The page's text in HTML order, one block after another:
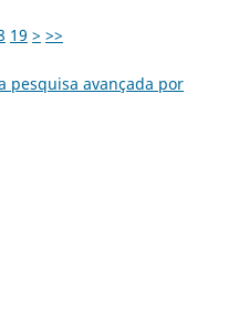
19 > >>
pesquisa avançada por